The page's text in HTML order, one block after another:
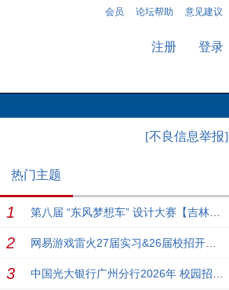
会员 论坛帮助 意见建议
注册 登录
[不良信息举报]
热门主题